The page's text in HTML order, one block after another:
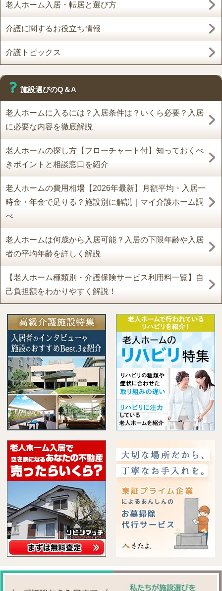
老人ホーム入居・転居と選び方
介護に関するお役立ち情報
介護トピックス
施設選びのQ＆A
老人ホームに入るには？入居条件は？いくら必要？入居
に必要な内容を徹底解説
老人ホームの探し方【フローチャート付】知っておくべ
きポイントと相談窓口を紹介
老人ホームの費用相場【2026年最新】月額平均・入居一
時金・年金で足りる？施設別に解説｜マイ介護ホーム調
べ
老人ホームは何歳から入居可能？入居の下限年齢や入居
者の平均年齢を詳しく解説
【老人ホーム種類別・介護保険サービス利用料一覧】自
己負担額をわかりやすく解説！